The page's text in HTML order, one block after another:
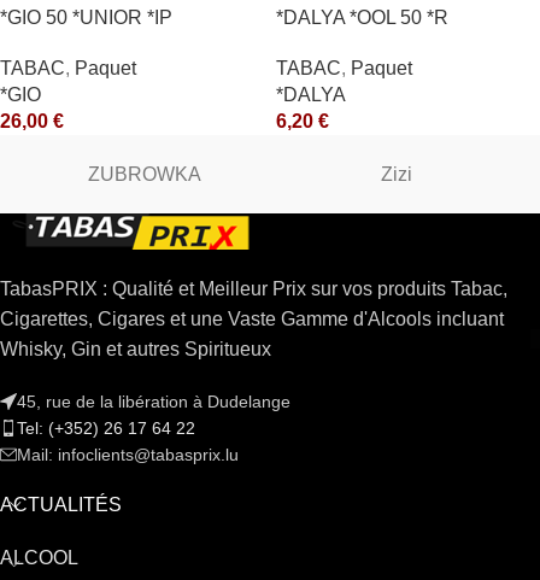
*GIO 50 *UNIOR *IP
TABAC, Paquet
*GIO
26,00 €
*DALYA *OOL 50 *R
TABAC, Paquet
*DALYA
6,20 €
ZUBROWKA Zizi
TabasPRIX : Qualité et Meilleur Prix sur vos produits Tabac,
Cigarettes, Cigares et une Vaste Gamme d'Alcools incluant
Whisky, Gin et autres Spiritueux
45, rue de la libération à Dudelange
Tel: (+352) 26 17 64 22
Mail: infoclients@tabasprix.lu
ACTUALITÉS
ALCOOL